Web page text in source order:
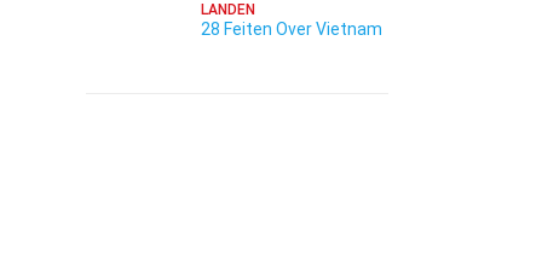
LANDEN
28 Feiten Over Vietnam